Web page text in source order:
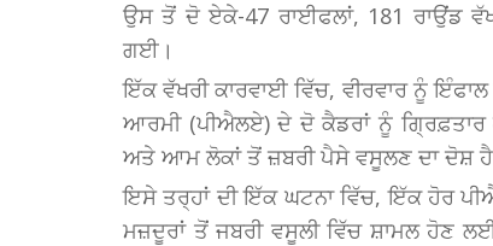
ਉਸ ਤੋਂ ਦੋ ਏਕੇ-47 ਰਾਈਫਲਾਂ, 181 ਰਾਉਂਡ
ਗਈ।
ਇੱਕ ਵੱਖਰੀ ਕਾਰਵਾਈ ਵਿੱਚ, ਵੀਰਵਾਰ ਨੂੰ
ਆਰਮੀ (ਪੀਐਲਏ) ਦੇ ਦੋ ਕੈਡਰਾਂ ਨੂੰ ਗ੍ਰਿਫ਼ਤਾਰ
ਅਤੇ ਆਮ ਲੋਕਾਂ ਤੋਂ ਜ਼ਬਰੀ ਪੈਸੇ ਵਸੂਲਣ ਦਾ ਦੋਸ਼
ਇਸੇ ਤਰ੍ਹਾਂ ਦੀ ਇੱਕ ਘਟਨਾ ਵਿੱਚ, ਇੱਕ ਹੋਰ
ਮਜ਼ਦੂਰਾਂ ਤੋਂ ਜਬਰੀ ਵਸੂਲੀ ਵਿੱਚ ਸ਼ਾਮਲ ਹੋਣ